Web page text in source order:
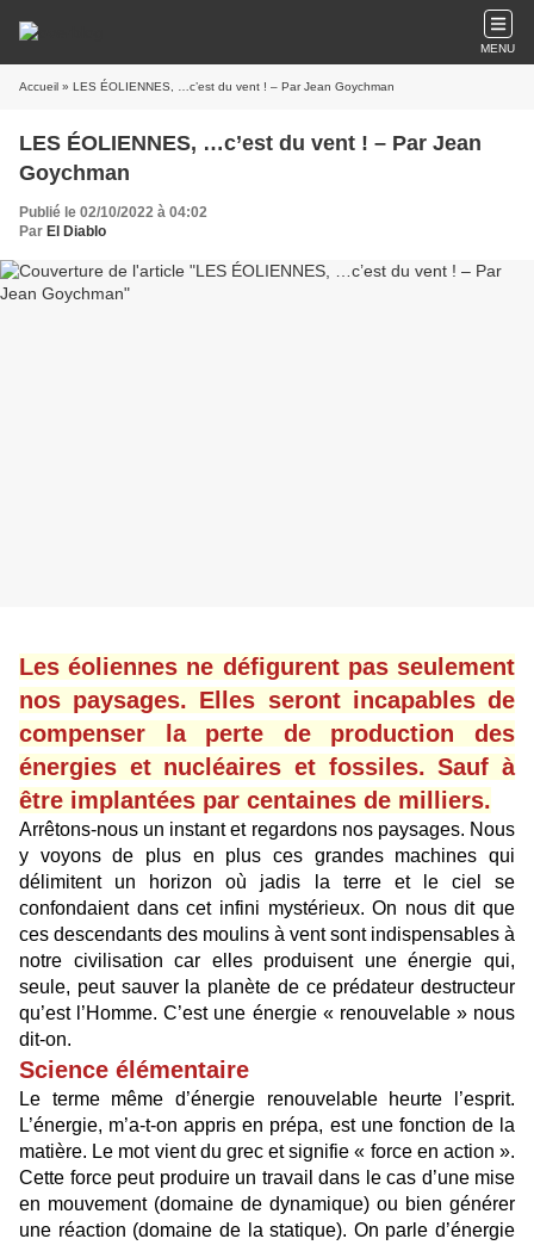
MENU
Accueil » LES ÉOLIENNES, …c’est du vent ! – Par Jean Goychman
LES ÉOLIENNES, …c’est du vent ! – Par Jean
Goychman
Publié le 02/10/2022 à 04:02
Par El Diablo
Les éoliennes ne défigurent pas seulement
nos paysages. Elles seront incapables de
compenser la perte de production des
énergies et nucléaires et fossiles. Sauf à
être implantées par centaines de milliers.
Arrêtons-nous un instant et regardons nos paysages. Nous
y voyons de plus en plus ces grandes machines qui
délimitent un horizon où jadis la terre et le ciel se
confondaient dans cet infini mystérieux. On nous dit que
ces descendants des moulins à vent sont indispensables à
notre civilisation car elles produisent une énergie qui,
seule, peut sauver la planète de ce prédateur destructeur
qu’est l’Homme. C’est une énergie « renouvelable » nous
dit-on.
Science élémentaire
Le terme même d’énergie renouvelable heurte l’esprit.
L’énergie, m’a-t-on appris en prépa, est une fonction de la
matière. Le mot vient du grec et signifie « force en action ».
Cette force peut produire un travail dans le cas d’une mise
en mouvement (domaine de dynamique) ou bien générer
une réaction (domaine de la statique). On parle d’énergie